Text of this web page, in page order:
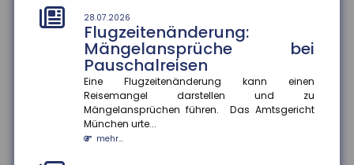
28.07.2026
Flugzeitenänderung:
Mängelansprüche bei
Pauschalreisen
Eine Flugzeitenänderung kann einen
Reisemangel darstellen und zu
Mängelansprüchen führen. Das Amtsgericht
München urte...
mehr...
zu müssen. Eine aktuelle Studie...
mehr...
28.07.2026
Mehr Datensouveränität im
Smart Home
Verbraucher sollen künftig selbst entscheiden
können, welche Daten aus ihrem Smart Home sie
teilen. Im Rahmen des Proj...